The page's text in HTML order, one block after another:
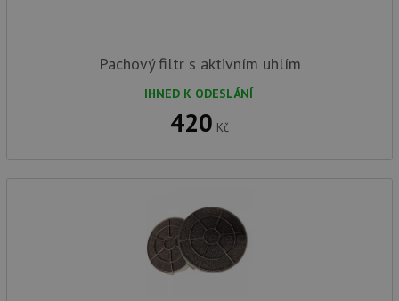
Pachový filtr s aktivním uhlím
IHNED K ODESLÁNÍ
420 Kč